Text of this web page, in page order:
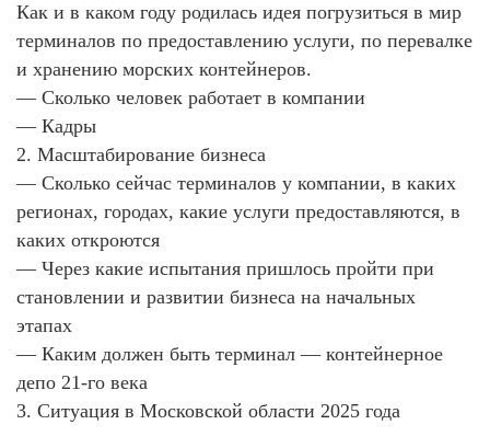
Как и в каком году родилась идея погрузиться в мир
терминалов по предоставлению услуги, по перевалке
и хранению морских контейнеров.
— Сколько человек работает в компании
— Кадры
2. Масштабирование бизнеса
— Сколько сейчас терминалов у компании, в каких
регионах, городах, какие услуги предоставляются, в
каких откроются
— Через какие испытания пришлось пройти при
становлении и развитии бизнеса на начальных
этапах
— Каким должен быть терминал — контейнерное
депо 21-го века
3. Ситуация в Московской области 2025 года